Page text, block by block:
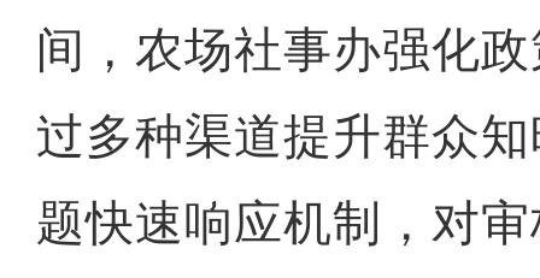
间，农场社事办强化
过多种渠道提升群众
题快速响应机制，对